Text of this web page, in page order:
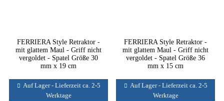
FERRIERA Style Retraktor -
mit glattem Maul - Griff nicht
vergoldet - Spatel Größe 30
mm x 19 cm
Auf Lager - Lieferzeit ca. 2-5
Werktage
FERRIERA Style Retraktor -
mit glattem Maul - Griff nicht
vergoldet - Spatel Größe 36
mm x 15 cm
Auf Lager - Lieferzeit ca. 2-5
Werktage